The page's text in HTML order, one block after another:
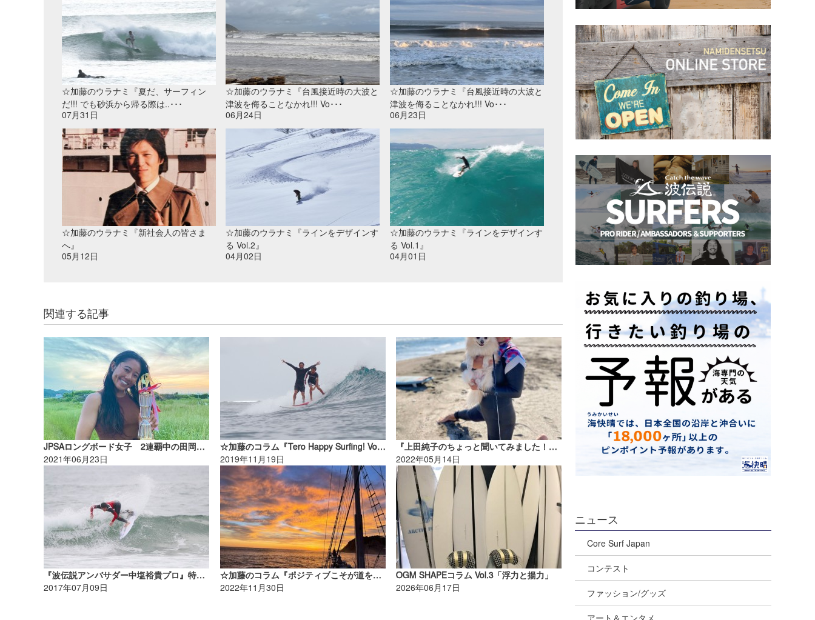
☆加藤のウラナミ『夏だ、サーフィン
だ!!! でも砂浜から帰る際は..･･･
07月31日
☆加藤のウラナミ『台風接近時の大波と
津波を侮ることなかれ!!! Vo･･･
06月24日
☆加藤のウラナミ『台風接近時の大波と
津波を侮ることなかれ!!! Vo･･･
06月23日
☆加藤のウラナミ『新社会人の皆さま
へ』
05月12日
☆加藤のウラナミ『ラインをデザインす
る Vol.2』
04月02日
☆加藤のウラナミ『ラインをデザインす
る Vol.1』
04月01日
関連する記事
JPSAロングボード女子 2連覇中の田岡なつみプロにインタビュー!
2021年06月23日
☆加藤のコラム『Tero Happy Surfing! Vol.5』
2019年11月19日
『上田純子のちょっと聞いてみました！ VO.5 時田亜沙美プロ』
2022年05月14日
『波伝説アンバサダー中塩裕貴プロ』特別インタビュー！
2017年07月09日
☆加藤のコラム『ポジティブこそが道を切り開く～スンバ編 Vol.5』
2022年11月30日
OGM SHAPEコラム Vol.3「浮力と揚力」
2026年06月17日
ニュース
Core Surf Japan
コンテスト
ファッション/グッズ